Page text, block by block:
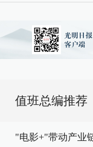
值班总编推荐
"电影+"带动产业